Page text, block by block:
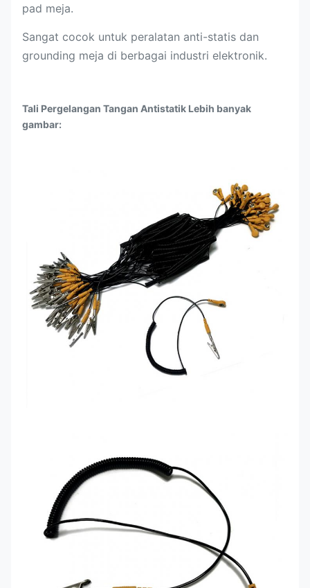
pad meja.
Sangat cocok untuk peralatan anti-statis dan
grounding meja di berbagai industri elektronik.
Tali Pergelangan Tangan Antistatik Lebih banyak
gambar: